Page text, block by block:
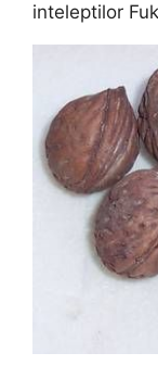
inteleptilor